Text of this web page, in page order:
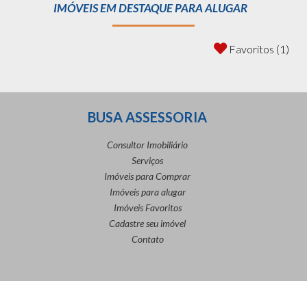
IMÓVEIS EM DESTAQUE PARA ALUGAR
Favoritos (1)
BUSA ASSESSORIA
Consultor Imobiliário
Serviços
Imóveis para Comprar
Imóveis para alugar
Imóveis Favoritos
Cadastre seu imóvel
Contato